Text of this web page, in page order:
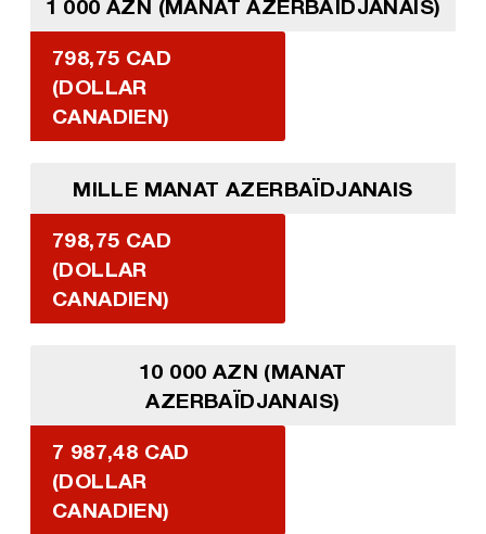
1 000 AZN (MANAT AZERBAÏDJANAIS)
798,75 CAD
(DOLLAR
CANADIEN)
MILLE MANAT AZERBAÏDJANAIS
798,75 CAD
(DOLLAR
CANADIEN)
10 000 AZN (MANAT
AZERBAÏDJANAIS)
7 987,48 CAD
(DOLLAR
CANADIEN)